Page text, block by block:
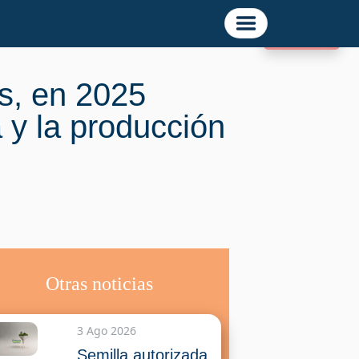
en 2025
la producción
Otras noticias
3 Ago 2026
Semilla autorizada